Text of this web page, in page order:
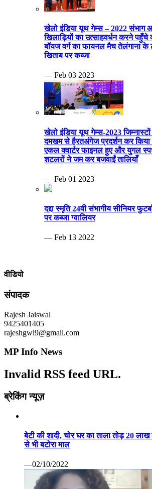
खेलो इंडिया यूथ गेम्स – 2022 संभाग
खिलाड़ियों का उत्साहवर्धन करने पहुँचे
बॉयज वर्ग का फायनल मैच तेलंगाना के
खिताब पर कब्जा
— Feb 03 2023
खेलो इंडिया यूथ गेम्स-2023
दमखम से हैरतअंगेज प्रदर्शन कर किया
एकल क्वार्टर फाइनल हुए और युगल
शटलरों ने जम कर बजवाईं तालियाँ
— Feb 01 2023
दद्दा स्मृति 24वी संभागीय सीनियर
पर कब्जा ग्वालियर
— Feb 13 2022
वीडियो
संपादक
Rajesh Jaiswal
9425401405
rajeshgwl9@gmail.com
MP Info News
Invalid RSS feed URL.
ब्रेकिंग न्यूज़
बेटी की शादी, चोर घर का ताला तोड़ 20
से भी बटोरा माल
—02/10/2022